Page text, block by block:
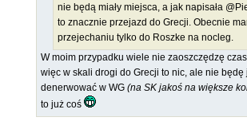
nie będą miały miejsca, a jak napisała
to znacznie przejazd do Grecji. Obecnie
przejechaniu tylko do Roszke na nocleg.
W moim przypadku wiele nie zaoszczędzę
więc w skali drogi do Grecji to nic, ale nie będę
denerwować w WG (na SK jakoś na większe
to już coś